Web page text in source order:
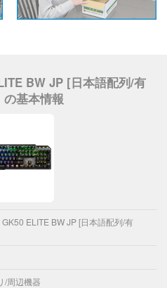
BW JP [日本語配列/有
基本情報
ELITE BW JP [日本語配列/有
/周辺機器